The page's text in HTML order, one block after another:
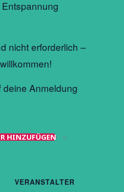
nicht erforderlich –
deine Anmeldung
HINZUFÜGEN
VERANSTALTER